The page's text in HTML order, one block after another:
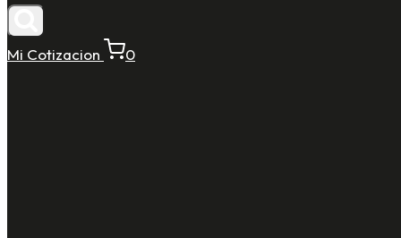
Mi Cotizacion 0